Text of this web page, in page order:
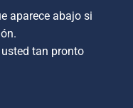
aparece abajo si
tan pronto